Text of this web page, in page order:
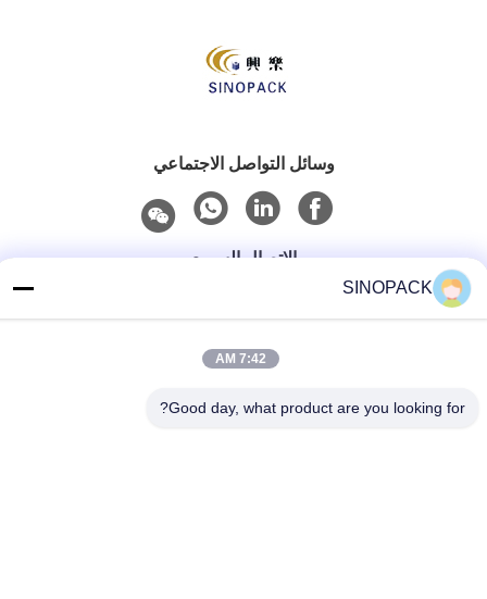
وسائل التواصل الاجتماعي
الاتصال السريع
هاتف
yiyu@fibc.net.cn
SINOPACK
7:42 AM
Good day, what product are you looking for?